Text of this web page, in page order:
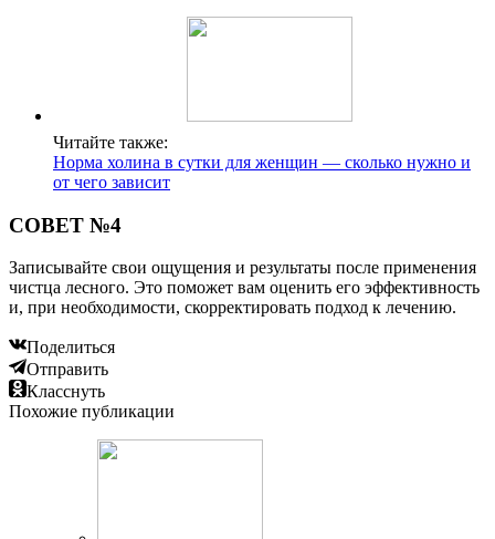
Читайте также:
Норма холина в сутки для женщин — сколько нужно и
от чего зависит
СОВЕТ №4
Записывайте свои ощущения и результаты после применения
чистца лесного. Это поможет вам оценить его эффективность
и, при необходимости, скорректировать подход к лечению.
Поделиться
Отправить
Класснуть
Похожие публикации